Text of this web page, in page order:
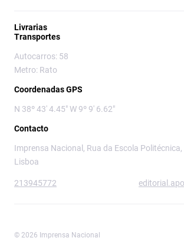
Livrarias
Transportes
Autocarros: 58
Metro: Rato
Coordenadas GPS
N 38º 43' 4.45" W 9º 9' 6.62"
Contacto
Imprensa Nacional, Rua da Escola
Lisboa
213945772
© 2026 Imprensa Nacional